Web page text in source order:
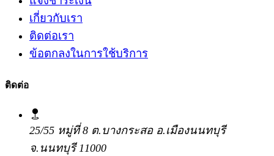
เกี่ยวกับเรา
ติดต่อเรา
ข้อตกลงในการใช้บริการ
ติดต่อ
25/55 หมู่ที่ 8 ต.บางกระสอ อ.เมืองนนทบุรี
จ.นนทบุรี 11000